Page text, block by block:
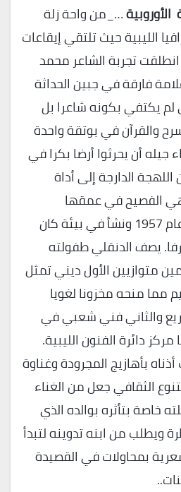
…_‏من واحة زلة
الليبية حيث تلتقي إيقاعات
تجربة الشاعر محمد
فارقة في جبين الحداثة
لم يكتفي بكونه شاعرا بل
والقرآن في بوتقة واحدة
جيله أن يحرثوا أرضا بكرا في
الدارجة إلى أداة
الفصيح في عمقها
وتأثيرها..ولد الدنقلي عام 1957 ونشأ في بيئة كان
يصف الدنقلي طفولته
متوازيين الأول ديني تمثل
مما منحه مخزونا لغويا
والثاني فني شعبي في
دائرة الفنون الليبية.
بأهازيج المجرودة وغناوة
الثقافي جعل من الغناء
خاصة بتأثره بوالده الذي
ويطلب من ابنه تدوينه لتبدأ
بمحاولات في القصيدة